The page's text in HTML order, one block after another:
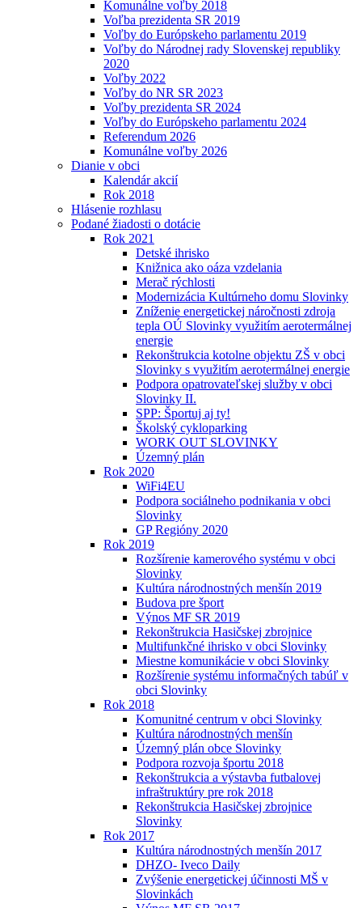
Komunálne voľby 2018
Voľba prezidenta SR 2019
Voľby do Európskeho parlamentu 2019
Voľby do Národnej rady Slovenskej republiky
2020
Voľby 2022
Voľby do NR SR 2023
Voľby prezidenta SR 2024
Voľby do Európskeho parlamentu 2024
Referendum 2026
Komunálne voľby 2026
Dianie v obci
Kalendár akcií
Rok 2018
Hlásenie rozhlasu
Podané žiadosti o dotácie
Rok 2021
Detské ihrisko
Knižnica ako oáza vzdelania
Merač rýchlosti
Modernizácia Kultúrneho domu Slovinky
Zníženie energetickej náročnosti zdroja
tepla OÚ Slovinky využitím aerotermálnej
energie
Rekonštrukcia kotolne objektu ZŠ v obci
Slovinky s využitím aerotermálnej energie
Podpora opatrovateľskej služby v obci
Slovinky II.
SPP: Športuj aj ty!
Školský cykloparking
WORK OUT SLOVINKY
Územný plán
Rok 2020
WiFi4EU
Podpora sociálneho podnikania v obci
Slovinky
GP Regióny 2020
Rok 2019
Rozšírenie kamerového systému v obci
Slovinky
Kultúra národnostných menšín 2019
Budova pre šport
Výnos MF SR 2019
Rekonštrukcia Hasičskej zbrojnice
Multifunkčné ihrisko v obci Slovinky
Miestne komunikácie v obci Slovinky
Rozšírenie systému informačných tabúľ v
obci Slovinky
Rok 2018
Komunitné centrum v obci Slovinky
Kultúra národnostných menšín
Územný plán obce Slovinky
Podpora rozvoja športu 2018
Rekonštrukcia a výstavba futbalovej
infraštruktúry pre rok 2018
Rekonštrukcia Hasičskej zbrojnice
Slovinky
Rok 2017
Kultúra národnostných menšín 2017
DHZO- Iveco Daily
Zvýšenie energetickej účinnosti MŠ v
Slovinkách